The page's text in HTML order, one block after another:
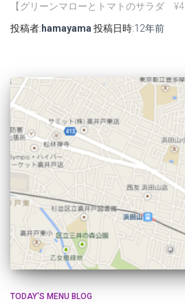
【グリーンマローとトマトのサラダ ¥4
投稿者: hamayama 投稿日時:12年前
TODAY'S MENU BLOG